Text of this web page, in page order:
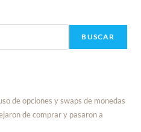
BUSCAR
de opciones y swaps de monedas
de comprar y pasaron a